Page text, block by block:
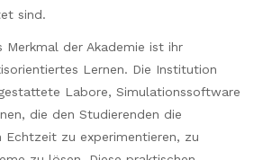
sind.
Merkmal der Akademie ist ihr
Lernen. Die Institution
Labore, Simulationssoftware
die den Studierenden die
Echtzeit zu experimentieren, zu